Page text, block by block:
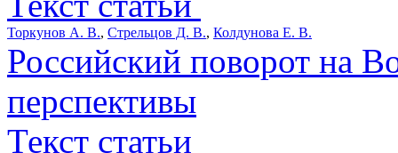
Торкунов А. В., Стрельцов Д. В., Колдунова Е. В.
Российский поворот на
перспективы
Текст статьи